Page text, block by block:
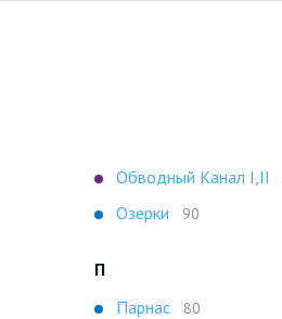
Обводный Канал I,II
Озерки 90
П
Парнас
80